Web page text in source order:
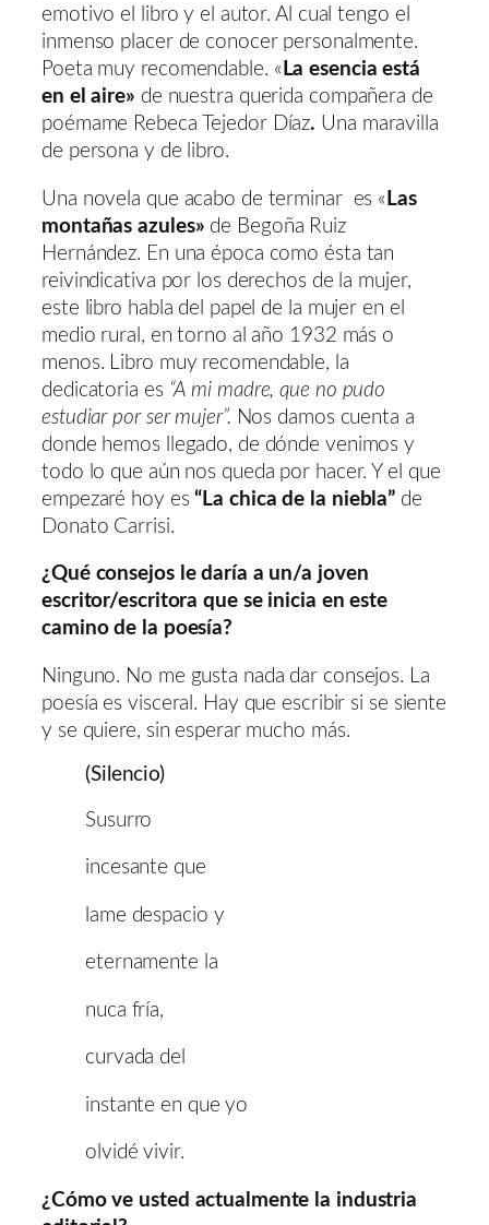
emotivo el libro y el autor. Al cual tengo el
inmenso placer de conocer personalmente.
Poeta muy recomendable. « La esencia está
en el aire» de nuestra querida compañera de
poémame Rebeca Tejedor Díaz. Una maravilla
de persona y de libro.
Una novela que acabo de terminar es « Las
montañas azules» de Begoña Ruiz
Hernández. En una época como ésta tan
reivindicativa por los derechos de la mujer,
este libro habla del papel de la mujer en el
medio rural, en torno al año 1932 más o
menos. Libro muy recomendable, la
dedicatoria es “A mi madre, que no pudo
estudiar por ser mujer”. Nos damos cuenta a
donde hemos llegado, de dónde venimos y
todo lo que aún nos queda por hacer. Y el que
empezaré hoy es“La chica de la niebla” de
Donato Carrisi.
¿Qué consejos le daría a un/a joven
escritor/escritora que se inicia en este
camino de la poesía?
Ninguno. No me gusta nada dar consejos. La
poesía es visceral. Hay que escribir si se siente
y se quiere, sin esperar mucho más.
(Silencio)
Susurro
incesante que
lame despacio y
eternamente la
nuca fría,
curvada del
instante en que yo
olvidé vivir.
¿Cómo ve usted actualmente la industria